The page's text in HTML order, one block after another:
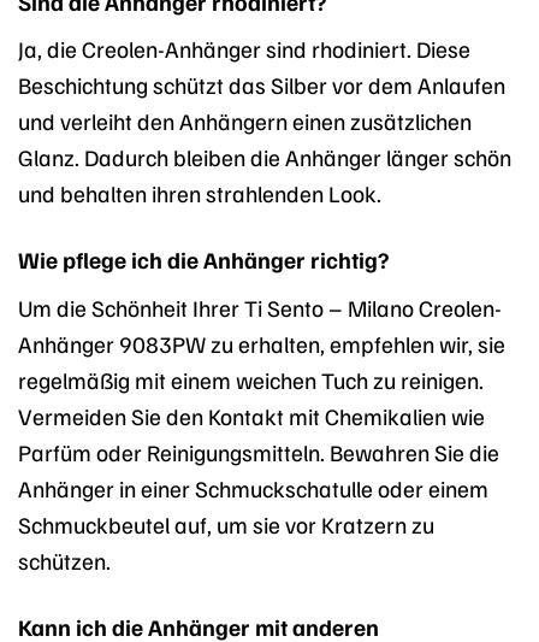
Ja, die Creolen-Anhänger sind rhodiniert. Diese
Beschichtung schützt das Silber vor dem Anlaufen
und verleiht den Anhängern einen zusätzlichen
Glanz. Dadurch bleiben die Anhänger länger schön
und behalten ihren strahlenden Look.
Wie pflege ich die Anhänger richtig?
Um die Schönheit Ihrer Ti Sento – Milano Creolen-
Anhänger 9083PW zu erhalten, empfehlen wir, sie
regelmäßig mit einem weichen Tuch zu reinigen.
Vermeiden Sie den Kontakt mit Chemikalien wie
Parfüm oder Reinigungsmitteln. Bewahren Sie die
Anhänger in einer Schmuckschatulle oder einem
Schmuckbeutel auf, um sie vor Kratzern zu
schützen.
Kann ich die Anhänger mit anderen